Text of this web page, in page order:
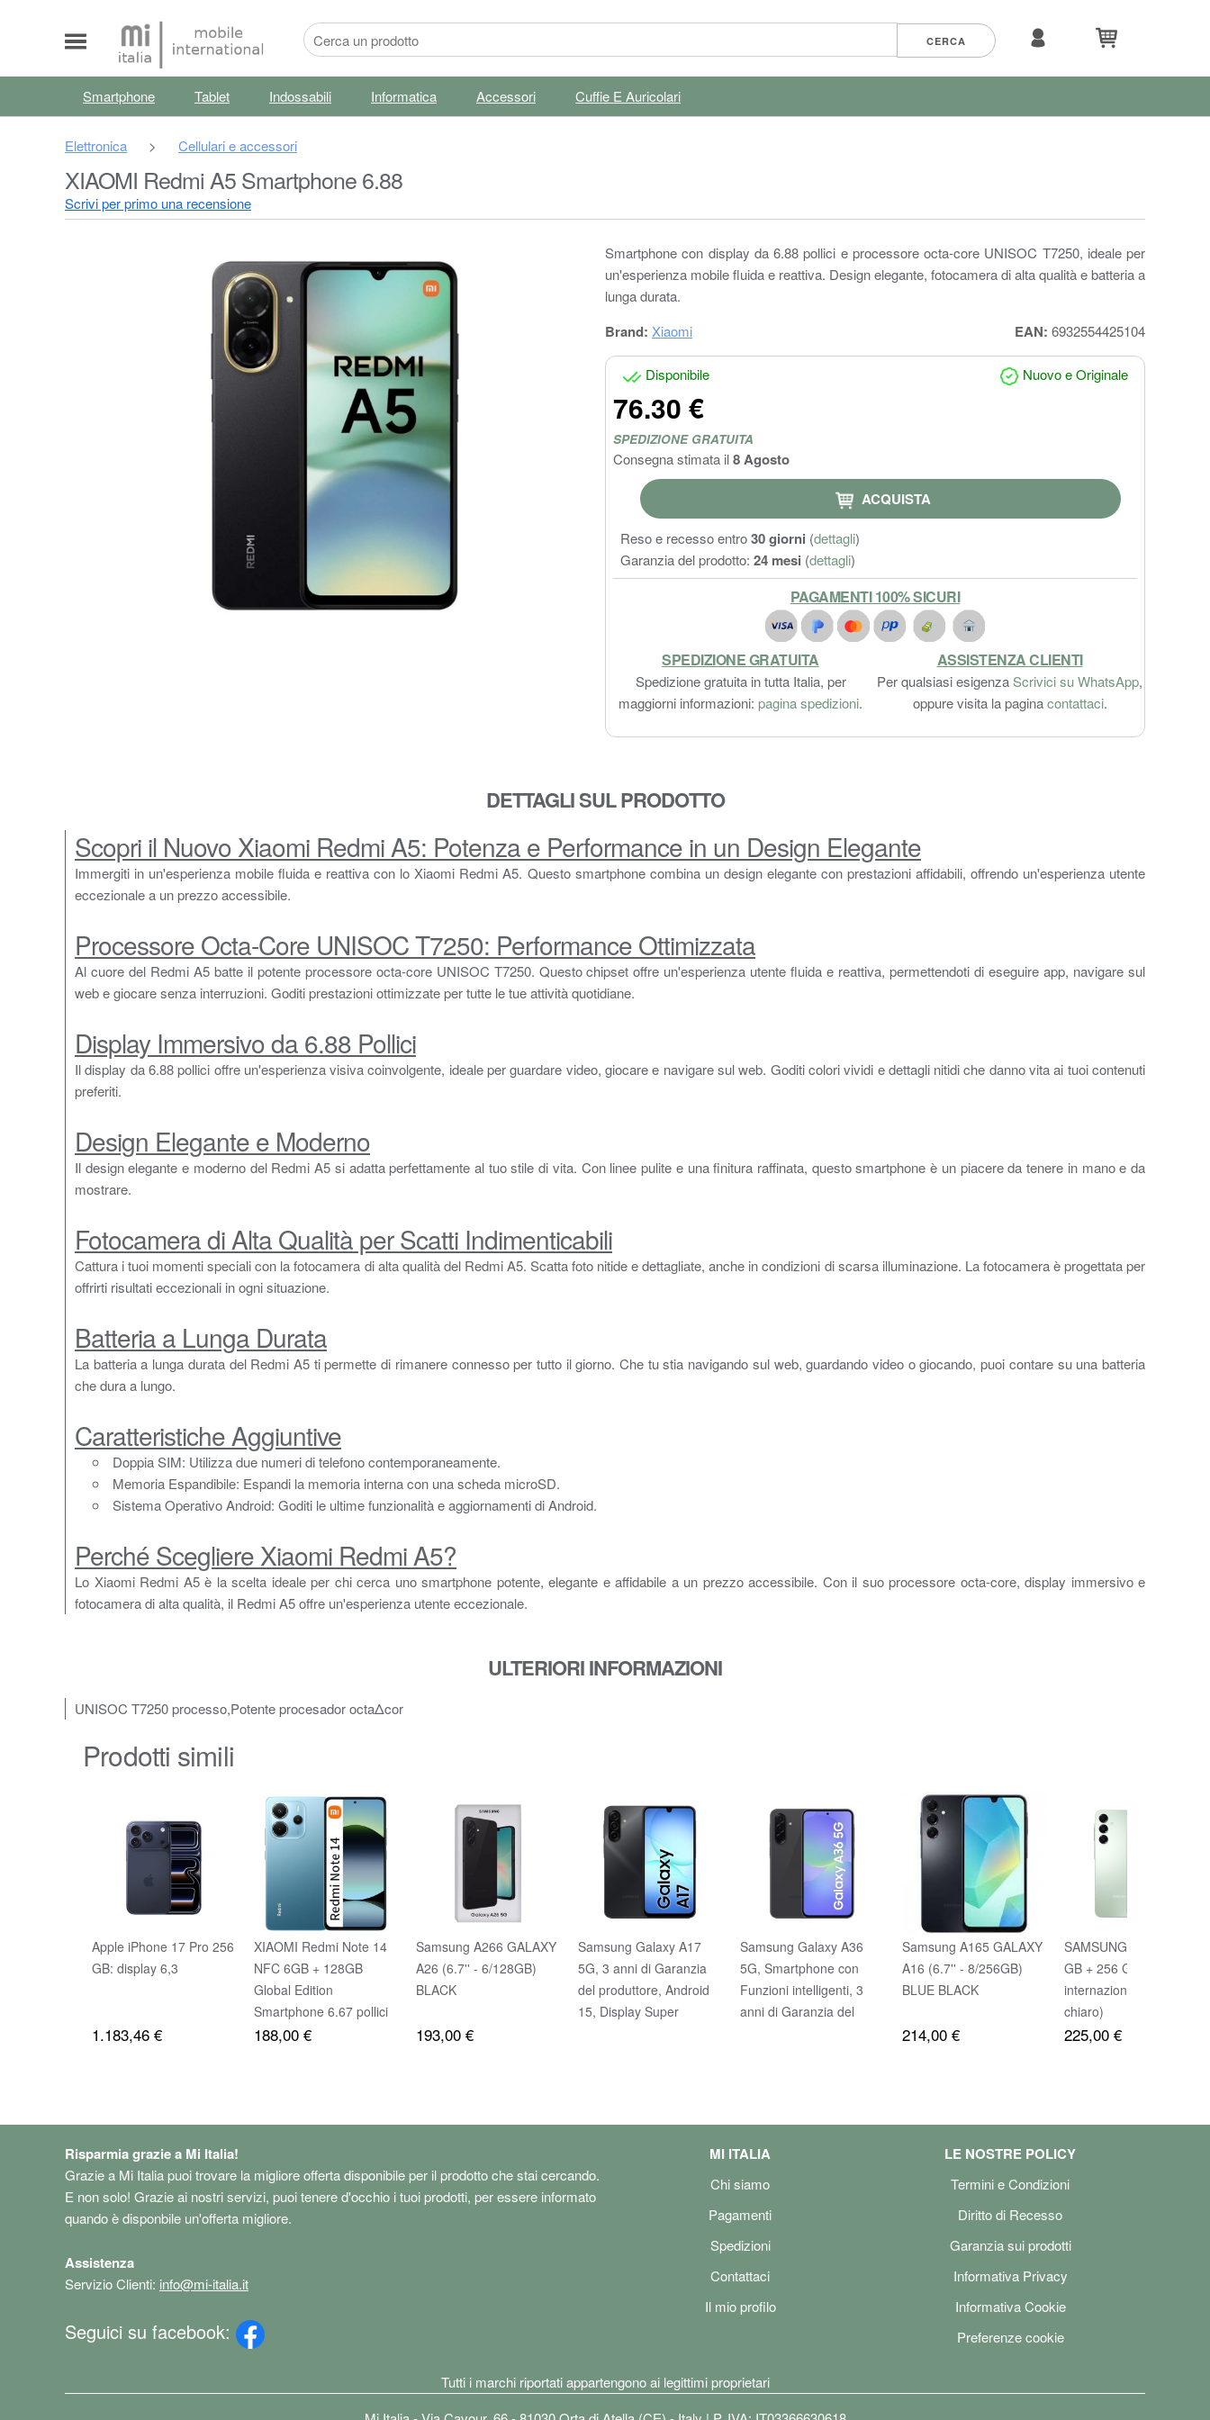
Smartphone Tablet Indossabili Informatica Accessori Cuffie E Auricolari
Elettronica > Cellulari e accessori
XIAOMI Redmi A5 Smartphone 6.88
Scrivi per primo una recensione
Smartphone con display da 6.88 pollici e processore octa-core UNISOC T7250, ideale per
un'esperienza mobile fluida e reattiva. Design elegante, fotocamera di alta qualità e batteria a
lunga durata.
Brand: Xiaomi EAN: 6932554425104
Disponibile Nuovo e Originale
76.30 €
SPEDIZIONE GRATUITA
Consegna stimata il8 Agosto
ACQUISTA
Reso e recesso entro30 giorni (dettagli)
Garanzia del prodotto: 24 mesi (dettagli)
PAGAMENTI 100% SICURI
ASSISTENZA CLIENTI
Per qualsiasi esigenzaScrivici su WhatsApp,
oppure visita la paginacontattaci.
SPEDIZIONE GRATUITA
Spedizione gratuita in tutta Italia, per
maggiorni informazioni: pagina spedizioni.
DETTAGLI SUL PRODOTTO
Scopri il Nuovo Xiaomi Redmi A5: Potenza e Performance in un Design Elegante
Immergiti in un'esperienza mobile fluida e reattiva con lo Xiaomi Redmi A5. Questo smartphone combina un design elegante con prestazioni affidabili, offrendo un'esperienza utente
eccezionale a un prezzo accessibile.
Processore Octa-Core UNISOC T7250: Performance Ottimizzata
Al cuore del Redmi A5 batte il potente processore octa-core UNISOC T7250. Questo chipset offre un'esperienza utente fluida e reattiva, permettendoti di eseguire app, navigare sul
web e giocare senza interruzioni. Goditi prestazioni ottimizzate per tutte le tue attività quotidiane.
Display Immersivo da 6.88 Pollici
Il display da 6.88 pollici offre un'esperienza visiva coinvolgente, ideale per guardare video, giocare e navigare sul web. Goditi colori vividi e dettagli nitidi che danno vita ai tuoi contenuti
preferiti.
Design Elegante e Moderno
Il design elegante e moderno del Redmi A5 si adatta perfettamente al tuo stile di vita. Con linee pulite e una finitura raffinata, questo smartphone è un piacere da tenere in mano e da
mostrare.
Fotocamera di Alta Qualità per Scatti Indimenticabili
Cattura i tuoi momenti speciali con la fotocamera di alta qualità del Redmi A5. Scatta foto nitide e dettagliate, anche in condizioni di scarsa illuminazione. La fotocamera è progettata per
offrirti risultati eccezionali in ogni situazione.
Batteria a Lunga Durata
La batteria a lunga durata del Redmi A5 ti permette di rimanere connesso per tutto il giorno. Che tu stia navigando sul web, guardando video o giocando, puoi contare su una batteria
che dura a lungo.
Caratteristiche Aggiuntive
Doppia SIM: Utilizza due numeri di telefono contemporaneamente.
Memoria Espandibile: Espandi la memoria interna con una scheda microSD.
Sistema Operativo Android: Goditi le ultime funzionalità e aggiornamenti di Android.
Perché Scegliere Xiaomi Redmi A5?
Lo Xiaomi Redmi A5 è la scelta ideale per chi cerca uno smartphone potente, elegante e affidabile a un prezzo accessibile. Con il suo processore octa-core, display immersivo e
fotocamera di alta qualità, il Redmi A5 offre un'esperienza utente eccezionale.
ULTERIORI INFORMAZIONI
UNISOC T7250 processo,Potente procesador octaΔcor
Prodotti simili
Apple iPhone 17 Pro 256
GB: display 6,3
1.183,46 €
XIAOMI Redmi Note 14
NFC 6GB + 128GB
Global Edition
Smartphone 6.67 pollici
AMOLED Schermo
188,00 €
Samsung A266 GALAXY
A26 (6.7'' - 6/128GB)
BLACK
193,00 €
Samsung Galaxy A17
5G, 3 anni di Garanzia
del produttore, Android
15, Display Super
Samsung Galaxy A36
5G, Smartphone con
Funzioni intelligenti, 3
anni di Garanzia del
Samsung A165 GALAXY
A16 (6.7'' - 8/256GB)
BLUE BLACK
214,00 €
SAMSUNG Galaxy A16 8
GB + 256 GB (versione
internazionale] (verde
chiaro)
225,00 €
Risparmia grazie a Mi Italia!
Grazie a Mi Italia puoi trovare la migliore offerta disponibile per il prodotto che stai cercando.
E non solo! Grazie ai nostri servizi, puoi tenere d'occhio i tuoi prodotti, per essere informato
quando è disponbile un'offerta migliore.
Assistenza
Servizio Clienti: info@mi-italia.it
Seguici su facebook:
MI ITALIA
Chi siamo
Pagamenti
Spedizioni
Contattaci
Il mio profilo
LE NOSTRE POLICY
Termini e Condizioni
Diritto di Recesso
Garanzia sui prodotti
Informativa Privacy
Informativa Cookie
Preferenze cookie
Tutti i marchi riportati appartengono ai legittimi proprietari